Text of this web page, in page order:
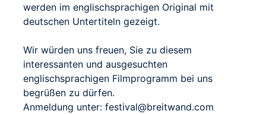
werden im englischsprachigen Original mit
deutschen Untertiteln gezeigt.
Wir würden uns freuen, Sie zu diesem
interessanten und ausgesuchten
englischsprachigen Filmprogramm bei uns
begrüßen zu dürfen.
Anmeldung unter: festival@breitwand.com